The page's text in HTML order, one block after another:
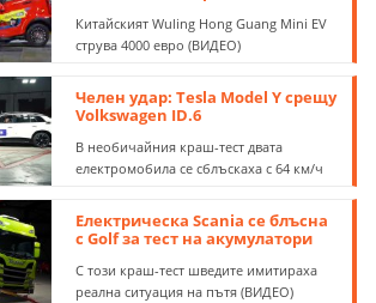
Китайският Wuling Hong Guang Mini EV
струва 4000 евро (ВИДЕО)
Челен удар: Tesla Model Y срещу
Volkswagen ID.6
В необичайния краш-тест двата
електромобила се сблъскаха с 64 км/ч
Електрическа Scania се блъсна
с Golf за тест на акумулатори
С този краш-тест шведите имитираха
реална ситуация на пътя (ВИДЕО)